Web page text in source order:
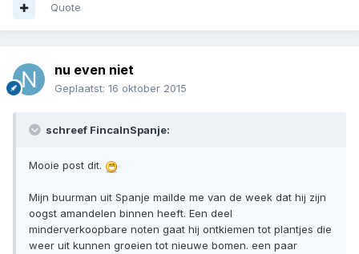
Quote
nu even niet
Geplaatst: 16 oktober 2015
schreef FincaInSpanje:
Mooie post dit.
Mijn buurman uit Spanje mailde me van de week dat hij zijn
oogst amandelen binnen heeft. Een deel
minderverkoopbare noten gaat hij ontkiemen tot plantjes die
weer uit kunnen groeien tot nieuwe bomen. een paar